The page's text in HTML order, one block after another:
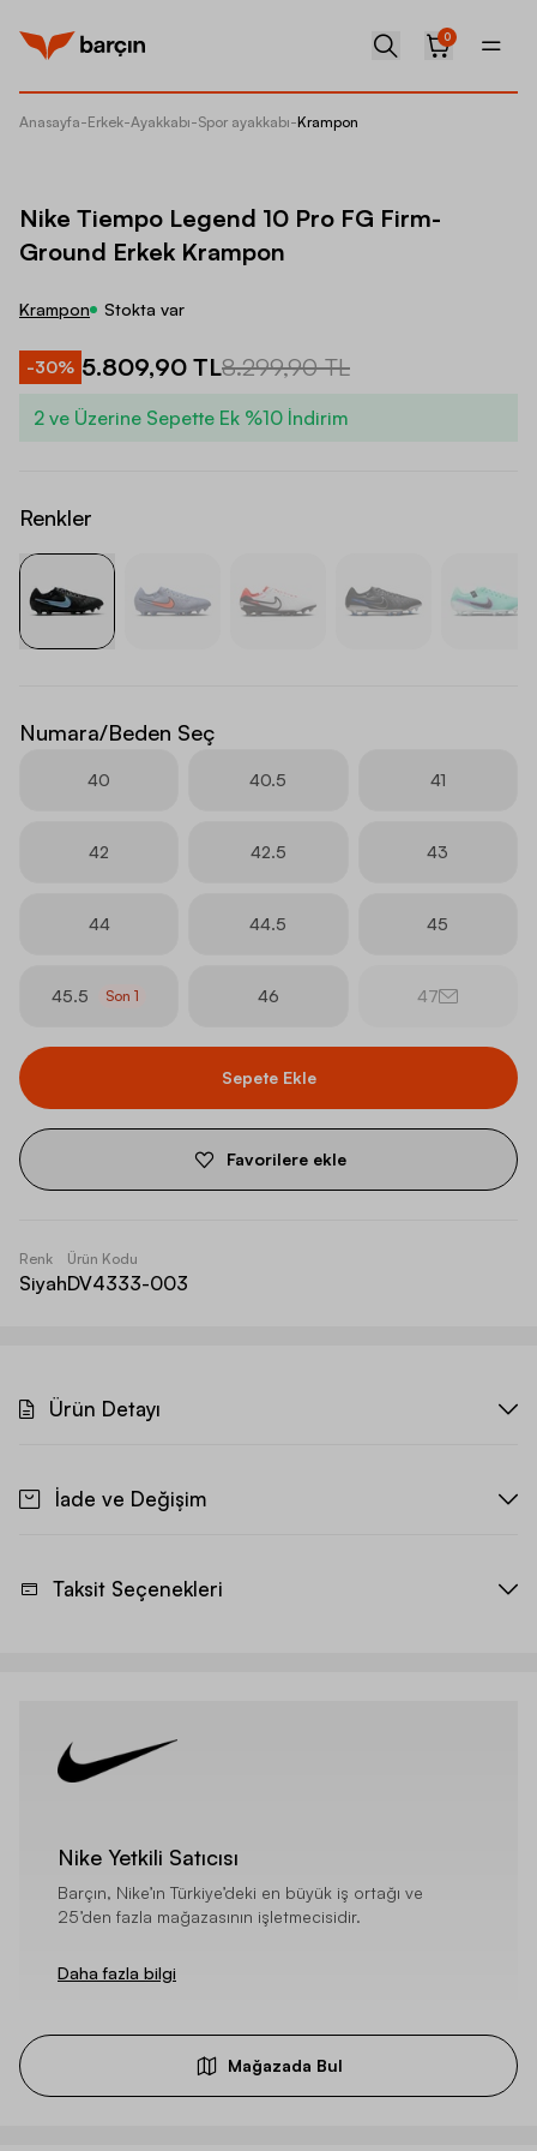
0
Anasayfa-Erkek-Ayakkabı-Spor ayakkabı-Krampon
Nike Tiempo Legend 10 Pro FG Firm-
Ground Erkek Krampon
Krampon Stokta var
-30% 5.809,90 TL8.299,90 TL
2 ve Üzerine Sepette Ek %10 İndirim
Renkler
Numara/Beden Seç
40 40.5 41
42 42.5 43
44 44.5 45
45.5 Son1 46 47
Sepete Ekle
Favorilere ekle
Renk
Siyah
Ürün Kodu
DV4333-003
Ürün Detayı
İade ve Değişim
Taksit Seçenekleri
Nike Yetkili Satıcısı
Barçın, Nike’ın Türkiye’deki en büyük iş ortağı ve
25’den fazla mağazasının işletmecisidir.
Daha fazla bilgi
Mağazada Bul